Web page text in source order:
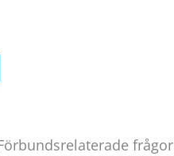
frågor